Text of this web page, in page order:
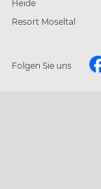
Heide
Resort Moseltal
Folgen Sie uns